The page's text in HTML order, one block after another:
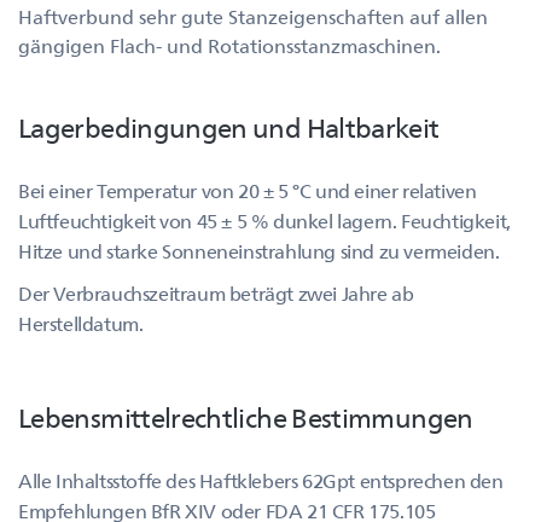
Haftverbund sehr gute Stanzeigenschaften auf allen
gängigen Flach- und Rotationsstanzmaschinen.
Lagerbedingungen und Haltbarkeit
Bei einer Temperatur von 20 ± 5 °C und einer relativen
Luftfeuchtigkeit von 45 ± 5 % dunkel lagern. Feuchtigkeit,
Hitze und starke Sonneneinstrahlung sind zu vermeiden.
Der Verbrauchszeitraum beträgt zwei Jahre ab
Herstelldatum.
Lebensmittelrechtliche Bestimmungen
Alle Inhaltsstoffe des Haftklebers 62Gpt entsprechen den
Empfehlungen BfR XIV oder FDA 21 CFR 175.105